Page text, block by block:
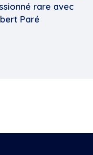
rare avec
Paré